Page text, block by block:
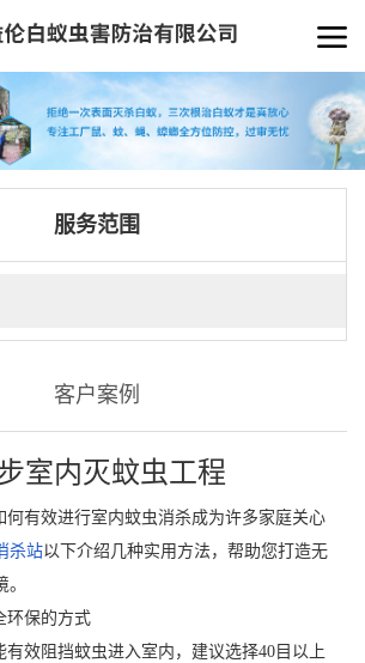
服务范围
客户案例
室内灭蚊虫工程
有效进行室内蚊虫消杀成为许多家庭关心
杀站以下介绍几种实用方法，帮助您打造无
环保的方式
效阻挡蚊虫进入室内，建议选择40目以上